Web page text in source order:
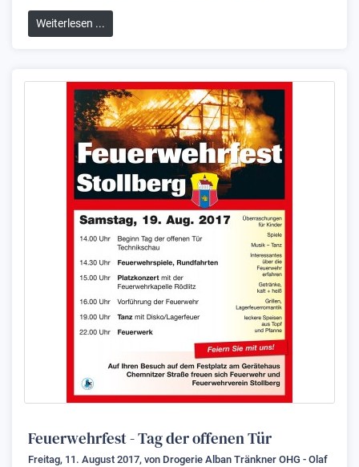
Weiterlesen ...
Feuerwehrfest - Tag der offenen Tür
Freitag, 11. August 2017, von Drogerie Alban Tränkner OHG - Olaf